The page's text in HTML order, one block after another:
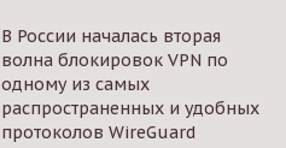
В России началась вторая
волна блокировок VPN по
одному из самых
распространенных и удобных
протоколов WireGuard